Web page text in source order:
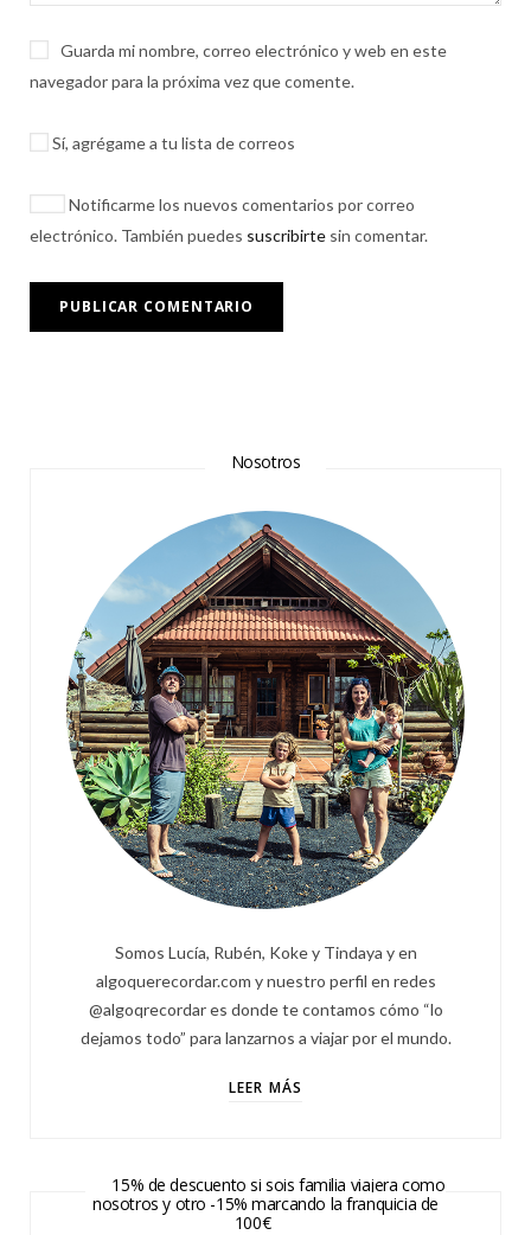
Guarda mi nombre, correo electrónico y web en este
navegador para la próxima vez que comente.
Sí, agrégame a tu lista de correos
Notificarme los nuevos comentarios por correo
electrónico. También puedes suscribirte sin comentar.
Nosotros
Somos Lucía, Rubén, Koke y Tindaya y en
algoquerecordar.com y nuestro perfil en redes
@algoqrecordar es donde te contamos cómo “lo
dejamos todo” para lanzarnos a viajar por el mundo.
LEER MÁS
15% de descuento si sois familia viajera como
nosotros y otro -15% marcando la franquicia de
100€